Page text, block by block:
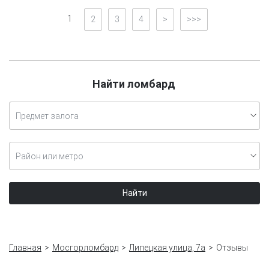
1 2 3 4 > >>>
Найти ломбард
Предмет залога
Район или метро
Найти
Главная Мосгорломбард Липецкая улица, 7а Отзывы